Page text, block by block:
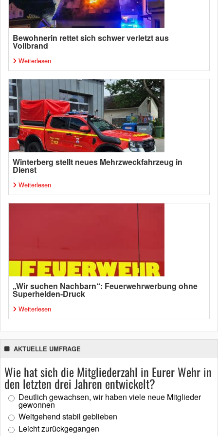
Bewohnerin rettet sich schwer verletzt aus
Vollbrand
Weiterlesen
Winterberg stellt neues Mehrzweckfahrzeug in
Dienst
Weiterlesen
„Wir suchen Nachbarn“: Feuerwehrwerbung ohne
Superhelden-Druck
Weiterlesen
AKTUELLE UMFRAGE
Wie hat sich die Mitgliederzahl in Eurer Wehr in
den letzten drei Jahren entwickelt?
Deutlich gewachsen, wir haben viele neue Mitglieder
gewonnen
Weitgehend stabil geblieben
Leicht zurückgegangen